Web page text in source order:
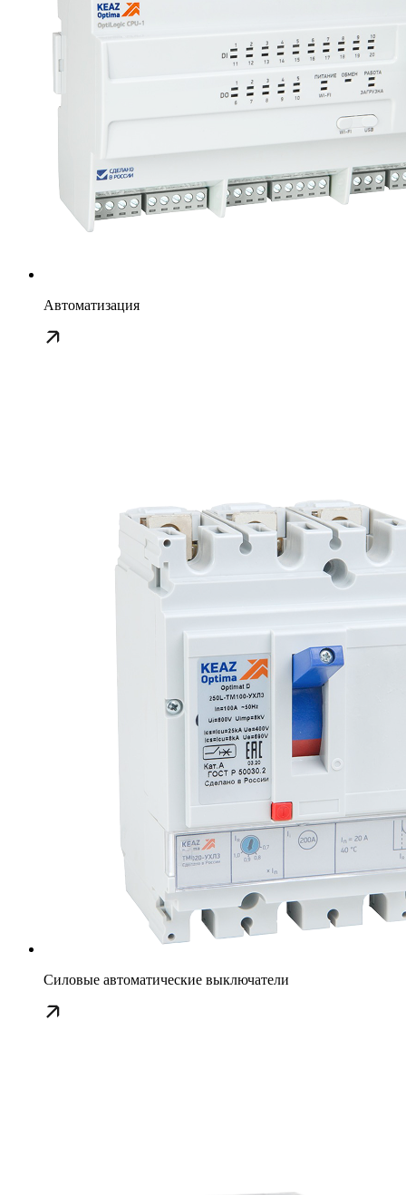
Автоматизация
Силовые автоматические выключатели